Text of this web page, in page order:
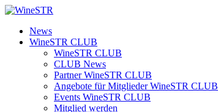
Zum
springen
WineSTR
News
WineSTR CLUB
WineSTR CLUB
CLUB News
Partner WineSTR CLUB
Angebote für Mitglieder WineSTR CLUB
Events WineSTR CLUB
Mitglied werden